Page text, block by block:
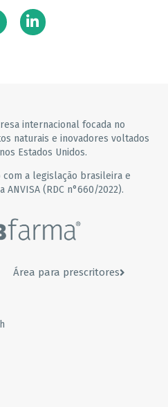
internacional focada no
naturais e inovadores voltados
Estados Unidos.
a legislação brasileira e
(RDC n°660/2022).
Área para prescritores